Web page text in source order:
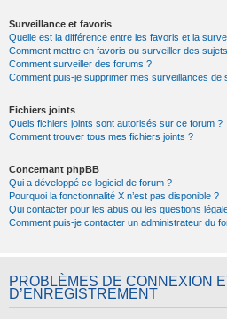
Surveillance et favoris
Quelle est la différence entre les favoris et la
Comment mettre en favoris ou surveiller des
Comment surveiller des forums ?
Comment puis-je supprimer mes surveillances de
Fichiers joints
Quels fichiers joints sont autorisés sur ce forum ?
Comment trouver tous mes fichiers joints ?
Concernant phpBB
Qui a développé ce logiciel de forum ?
Pourquoi la fonctionnalité X n’est pas disponible ?
Qui contacter pour les abus ou les questions
Comment puis-je contacter un administrateur du
PROBLÈMES DE CONNEXION
D’ENREGISTREMENT